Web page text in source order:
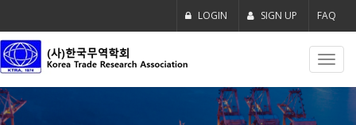
LOGIN SIGN UP FAQ